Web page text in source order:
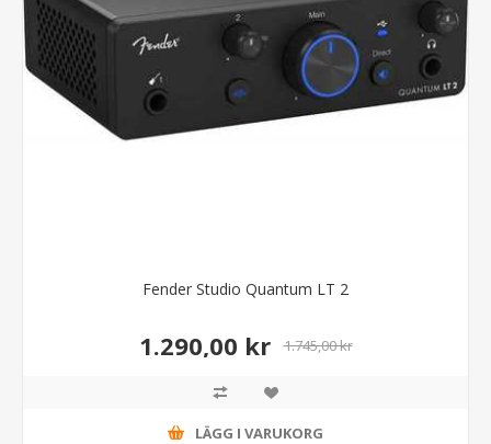
Fender Studio Quantum LT 2
1.290,00 kr 1.745,00 kr
LÄGG I VARUKORG